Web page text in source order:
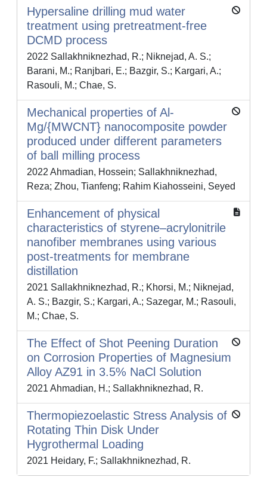
Hypersaline drilling mud water
treatment using pretreatment-free
DCMD process
2022 Sallakhniknezhad, R.; Niknejad, A. S.;
Barani, M.; Ranjbari, E.; Bazgir, S.; Kargari, A.;
Rasouli, M.; Chae, S.
Mechanical properties of Al-
Mg/{MWCNT} nanocomposite powder
produced under different parameters
of ball milling process
2022 Ahmadian, Hossein; Sallakhniknezhad,
Reza; Zhou, Tianfeng; Rahim Kiahosseini, Seyed
Enhancement of physical
characteristics of styrene–acrylonitrile
nanofiber membranes using various
post-treatments for membrane
distillation
2021 Sallakhniknezhad, R.; Khorsi, M.; Niknejad,
A. S.; Bazgir, S.; Kargari, A.; Sazegar, M.; Rasouli,
M.; Chae, S.
The Effect of Shot Peening Duration
on Corrosion Properties of Magnesium
Alloy AZ91 in 3.5% NaCl Solution
2021 Ahmadian, H.; Sallakhniknezhad, R.
Thermopiezoelastic Stress Analysis of
Rotating Thin Disk Under
Hygrothermal Loading
2021 Heidary, F.; Sallakhniknezhad, R.